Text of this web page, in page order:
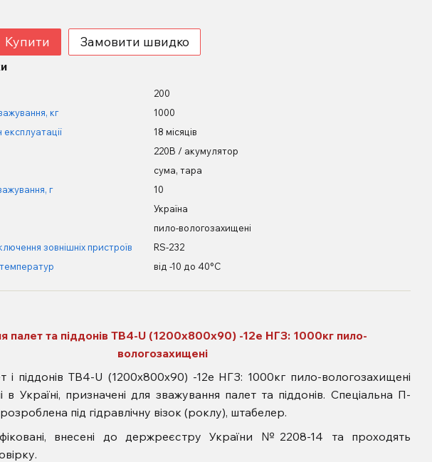
Купити Замовити швидко
200
кг
1000
експлуатації
18 місяців
220В / акумулятор
сума, тара
г
10
Україна
пило-вологозахищені
зовнішніх пристроїв
RS-232
від -10 до 40°С
палет та піддонів TB4-U (1200x800x90) -12e НГЗ: 1000кг пило-
вологозахищені
TB4-U (1200x800x90) -12e НГЗ: 1000кг пило-вологозахищені
в Україні, призначені для зважування палет та піддонів. Спеціальна П-
під гідравлічну візок (роклу), штабелер.
внесені до держреєстру України №2208-14 та проходять